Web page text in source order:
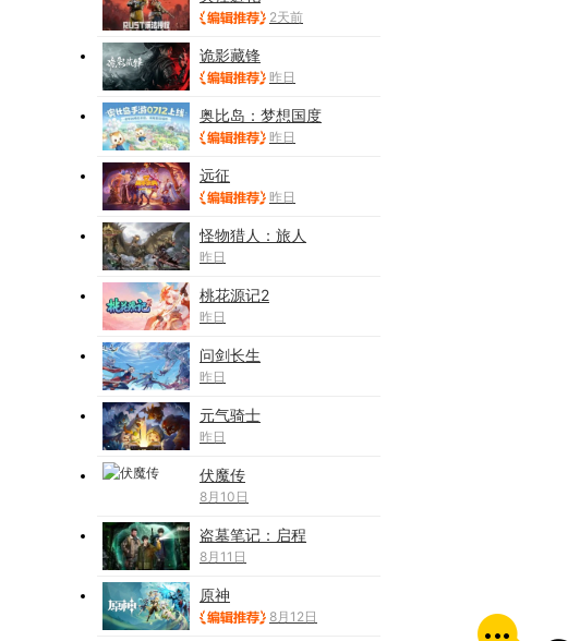
2天前
诡影藏锋
昨日
奥比岛：梦想国度
昨日
远征
昨日
怪物猎人：旅人
昨日
桃花源记2
昨日
问剑长生
昨日
元气骑士
昨日
伏魔传
8月10日
盗墓笔记：启程
8月11日
原神
8月12日